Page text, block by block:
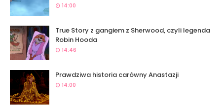
14:00
True Story z gangiem z Sherwood, czyli legenda
Robin Hooda
14:46
Prawdziwa historia carówny Anastazji
14:00